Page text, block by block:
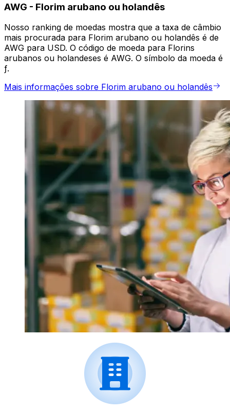
AWG - Florim arubano ou holandês
Nosso ranking de moedas mostra que a taxa de câmbio
mais procurada para Florim arubano ou holandês é de
AWG para USD. O código de moeda para Florins
arubanos ou holandeses é AWG. O símbolo da moeda é
ƒ.
Mais informações sobre Florim arubano ou holandês